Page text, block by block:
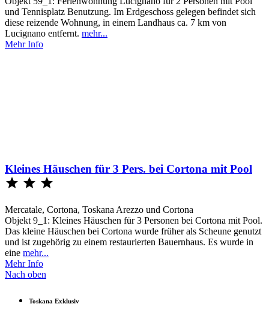
und Tennisplatz Benutzung. Im Erdgeschoss gelegen befindet sich
diese reizende Wohnung, in einem Landhaus ca. 7 km von
Lucignano entfernt. mehr...
Mehr Info
Kleines Häuschen für 3 Pers. bei Cortona mit Pool
  
Mercatale, Cortona, Toskana Arezzo und Cortona
Objekt 9_1: Kleines Häuschen für 3 Personen bei Cortona mit Pool.
Das kleine Häuschen bei Cortona wurde früher als Scheune genutzt
und ist zugehörig zu einem restaurierten Bauernhaus. Es wurde in
eine mehr...
Mehr Info
Nach oben
Toskana Exklusiv